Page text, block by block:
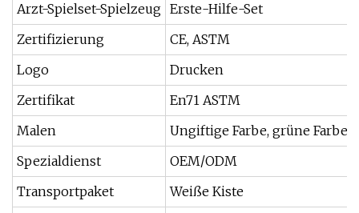
Arzt-Spielset-Spielzeug Erste-Hilfe-Set
Zertifizierung
CE, ASTM
Logo
Drucken
Zertifikat
En71 ASTM
Malen
Ungiftige Farbe, grüne Farbe
Spezialdienst
OEM/ODM
Transportpaket
Weiße Kiste